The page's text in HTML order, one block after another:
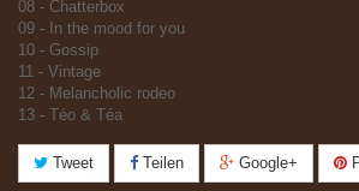
08 - Chatterbox
09 - In the mood for you
10 - Gossip
11 - Vintage
12 - Melancholic rodeo
13 - Téo & Téa
Tweet Teilen Google+